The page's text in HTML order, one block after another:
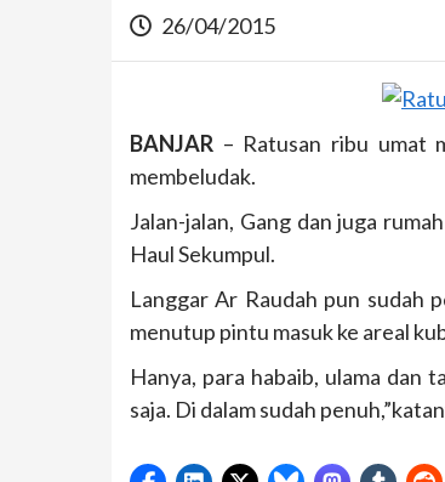
26/04/2015
BANJAR – Ratusan ribu umat
membeludak.
Jalan-jalan, Gang dan juga
Haul Sekumpul.
Langgar Ar Raudah pun sudah
menutup pintu masuk ke areal
Hanya, para habaib, ulama dan
saja. Di dalam sudah